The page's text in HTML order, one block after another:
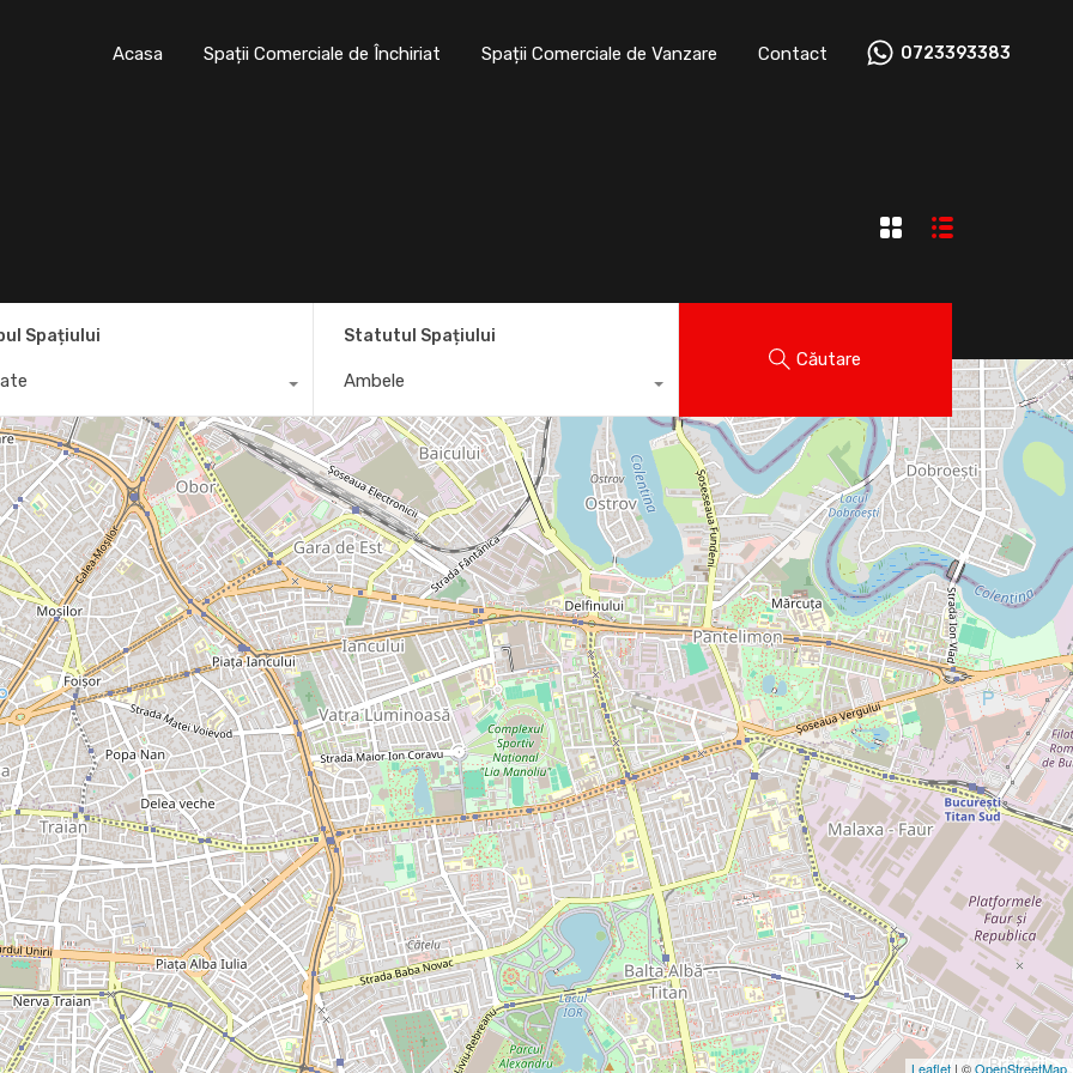
Spații Comerciale de Închiriat Spații Comerciale de Vanzare Contact 0723393383
Acasa Spații Comerciale de Închiriat Spații Comerciale de Vanzare Contact 0723393383
Spațiului Statutul Spațiului
Ambele
Căutare
Leaflet | ©OpenStreetMap